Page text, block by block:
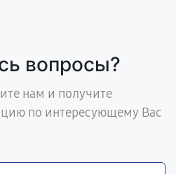
вопросы?
нам и получите
по интересующему Вас